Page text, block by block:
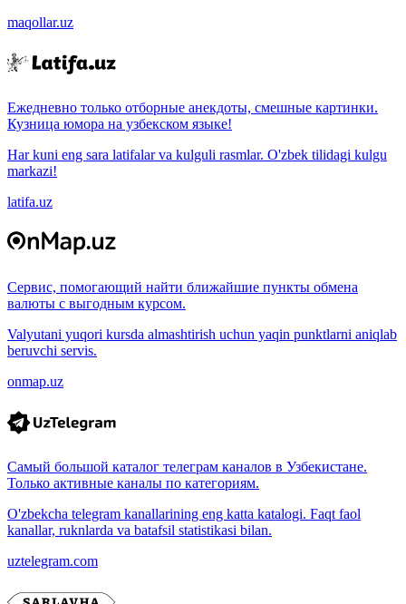
maqollar.uz
Ежедневно только отборные анекдоты, смешные картинки.
Кузница юмора на узбекском языке!
Har kuni eng sara latifalar va kulguli rasmlar. O'zbek tilidagi kulgu
markazi!
latifa.uz
Сервис, помогающий найти ближайшие пункты обмена
валюты с выгодным курсом.
Valyutani yuqori kursda almashtirish uchun yaqin punktlarni aniqlab
beruvchi servis.
onmap.uz
Самый большой каталог телеграм каналов в Узбекистане.
Только активные каналы по категориям.
O'zbekcha telegram kanallarining eng katta katalogi. Faqt faol
kanallar, ruknlarda va batafsil statistikasi bilan.
uztelegram.com